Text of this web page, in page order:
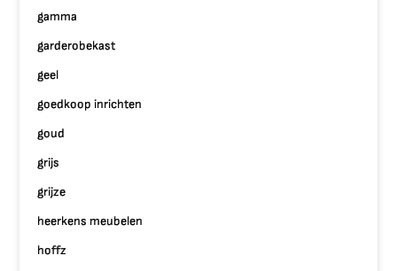
gamma
garderobekast
geel
goedkoop inrichten
goud
grijs
grijze
heerkens meubelen
hoffz